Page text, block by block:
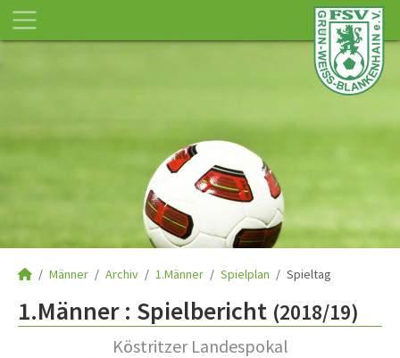
Männer Archiv 1.Männer Spielplan Spieltag
1.Männer : Spielbericht (2018/19)
Köstritzer Landespokal